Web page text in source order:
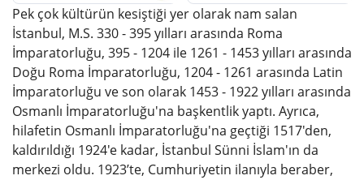
Pek çok kültürün kesiştiği yer olarak nam salan
İstanbul, M.S. 330 - 395 yılları arasında Roma
İmparatorluğu, 395 - 1204 ile 1261 - 1453 yılları arasında
Doğu Roma İmparatorluğu, 1204 - 1261 arasında Latin
İmparatorluğu ve son olarak 1453 - 1922 yılları arasında
Osmanlı İmparatorluğu'na başkentlik yaptı. Ayrıca,
hilafetin Osmanlı İmparatorluğu'na geçtiği 1517'den,
kaldırıldığı 1924'e kadar, İstanbul Sünni İslam'ın da
merkezi oldu. 1923’te, Cumhuriyetin ilanıyla beraber,